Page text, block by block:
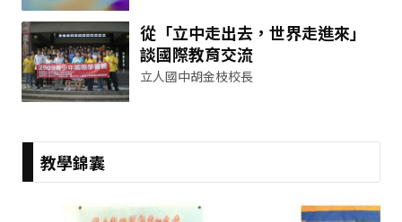
從「立中走出去，世界走進來」
談國際教育交流
立人國中胡金枝校長
教學錦囊